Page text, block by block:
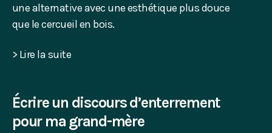
une alternative avec une esthétique plus douce
que le cercueil en bois.
> Lire la suite
Écrire un discours d’enterrement
pour ma grand-mère